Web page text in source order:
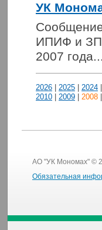
УК
ИПИФ и
2007 года...
2026 2025 2024
2010
2009 2008
АО "УК Мономах" ©
Обязательная